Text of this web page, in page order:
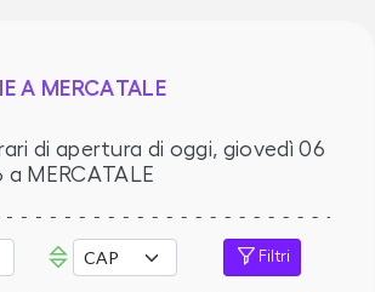
A MERCATALE
di apertura di oggi, giovedì 06
a MERCATALE
Filtri